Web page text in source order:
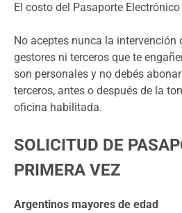
El costo del Pasaporte
No aceptes nunca la intervención
gestores ni terceros que te
son personales y no debés
terceros, antes o después de la
oficina habilitada.
SOLICITUD DE
PRIMERA VEZ
Argentinos mayores de edad